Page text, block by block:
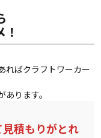
ればクラフトワーカー
ります。
積もりがとれ